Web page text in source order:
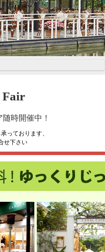
時開催中！
っております、
せ下さい